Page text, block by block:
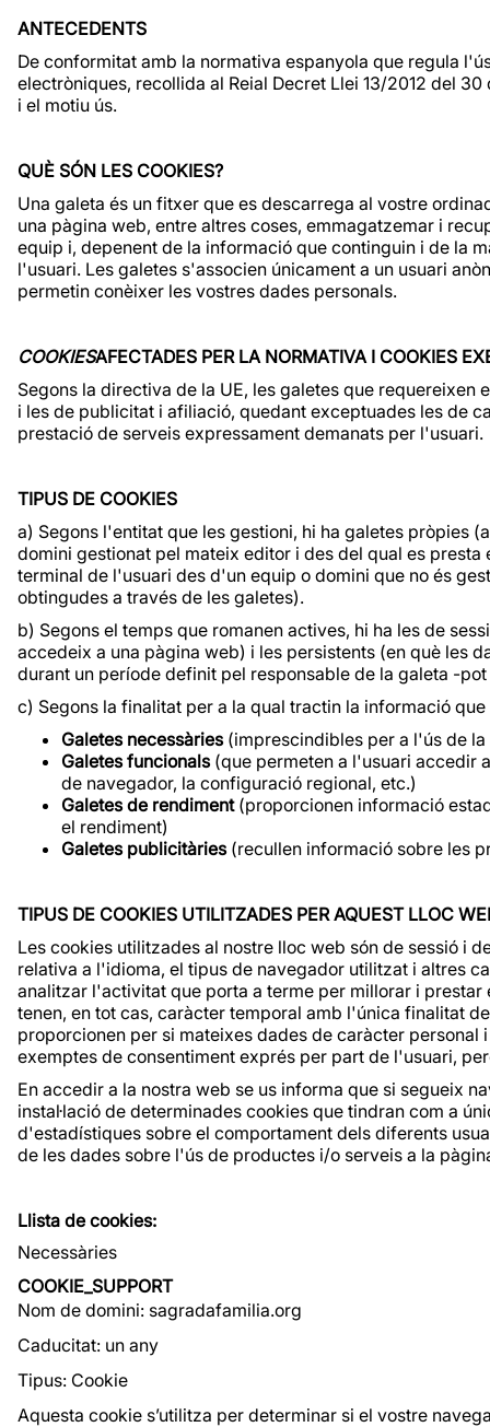
ANTECEDENTS
De conformitat amb la normativa espanyola que regula
electròniques, recollida al Reial Decret Llei 13/2012 del
i el motiu ús.
QUÈ SÓN LES COOKIES?
Una galeta és un fitxer que es descarrega al vostre
una pàgina web, entre altres coses, emmagatzemar i
equip i, depenent de la informació que continguin i de la
l'usuari. Les galetes s'associen únicament a un usuari
permetin conèixer les vostres dades personals.
COOKIESAFECTADES PER LA NORMATIVA I COOKIES
Segons la directiva de la UE, les galetes que
i les de publicitat i afiliació, quedant exceptuades les de
prestació de serveis expressament demanats per l'usuari.
TIPUS DE COOKIES
a) Segons l'entitat que les gestioni, hi ha galetes pròpies
domini gestionat pel mateix editor i des del qual es
terminal de l'usuari des d'un equip o domini que no és
obtingudes a través de les galetes).
b) Segons el temps que romanen actives, hi ha les de
accedeix a una pàgina web) i les persistents (en què les
durant un període definit pel responsable de la galeta -
c) Segons la finalitat per a la qual tractin la informació
Galetes necessàries (imprescindibles per a l'ús de
Galetes funcionals (que permeten a l'usuari accedir
de navegador, la configuració regional, etc.)
Galetes de rendiment (proporcionen informació
el rendiment)
Galetes publicitàries (recullen informació sobre les
TIPUS DE COOKIES UTILITZADES PER AQUEST LLOC
Les cookies utilitzades al nostre lloc web són de sessió i
relativa a l'idioma, el tipus de navegador utilitzat i altres
analitzar l'activitat que porta a terme per millorar i
tenen, en tot cas, caràcter temporal amb l'única finalitat
proporcionen per si mateixes dades de caràcter
exemptes de consentiment exprés per part de l'usuari,
En accedir a la nostra web se us informa que si segueix
instal·lació de determinades cookies que tindran com a
d'estadístiques sobre el comportament dels diferents
de les dades sobre l'ús de productes i/o serveis a la
Llista de cookies:
Necessàries
COOKIE_SUPPORT
Nom de domini: sagradafamilia.org
Caducitat: un any
Tipus: Cookie
Aquesta cookie s’utilitza per determinar si el vostre